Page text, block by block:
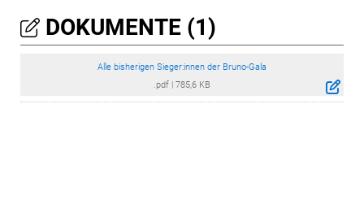
DOKUMENTE (1)
Alle bisherigen Sieger:innen der Bruno-Gala
.pdf | 785,6 KB